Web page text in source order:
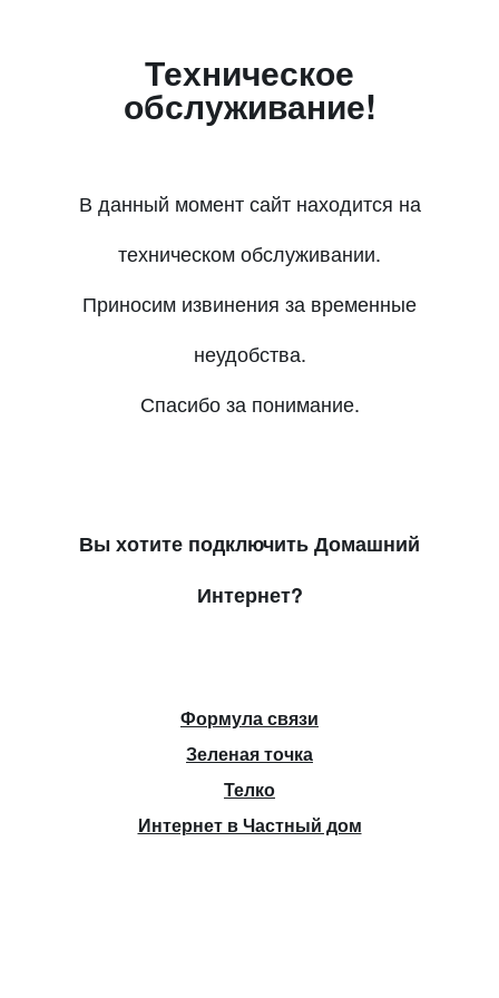
Техническое
обслуживание!
В данный момент сайт находится на
техническом обслуживании.
Приносим извинения за временные
неудобства.
Спасибо за понимание.
Вы хотите подключить Домашний
Интернет?
Формула связи
Зеленая точка
Телко
Интернет в Частный дом